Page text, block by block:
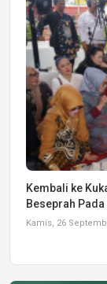
Kembali ke
Beseprah
Kamis, 26